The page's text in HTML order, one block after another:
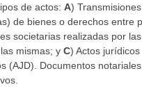
de actos: A) Transmisiones
de bienes o derechos entre
societarias realizadas por
mismas; y C) Actos jurídicos
(AJD). Documentos